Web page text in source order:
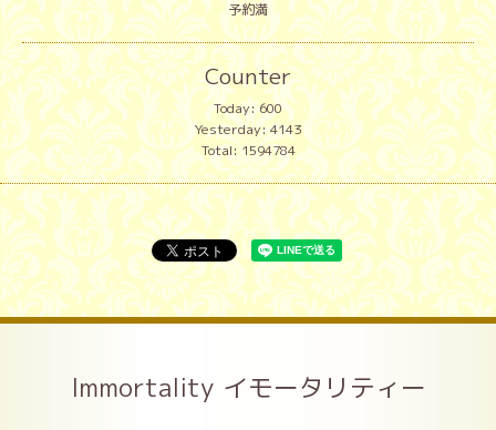
予約満
Counter
Today:600
Yesterday:4143
Total:1594784
Immortality イモータリティー